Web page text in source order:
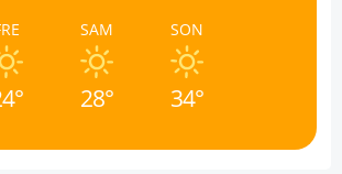
SAM
28°
SON
34°